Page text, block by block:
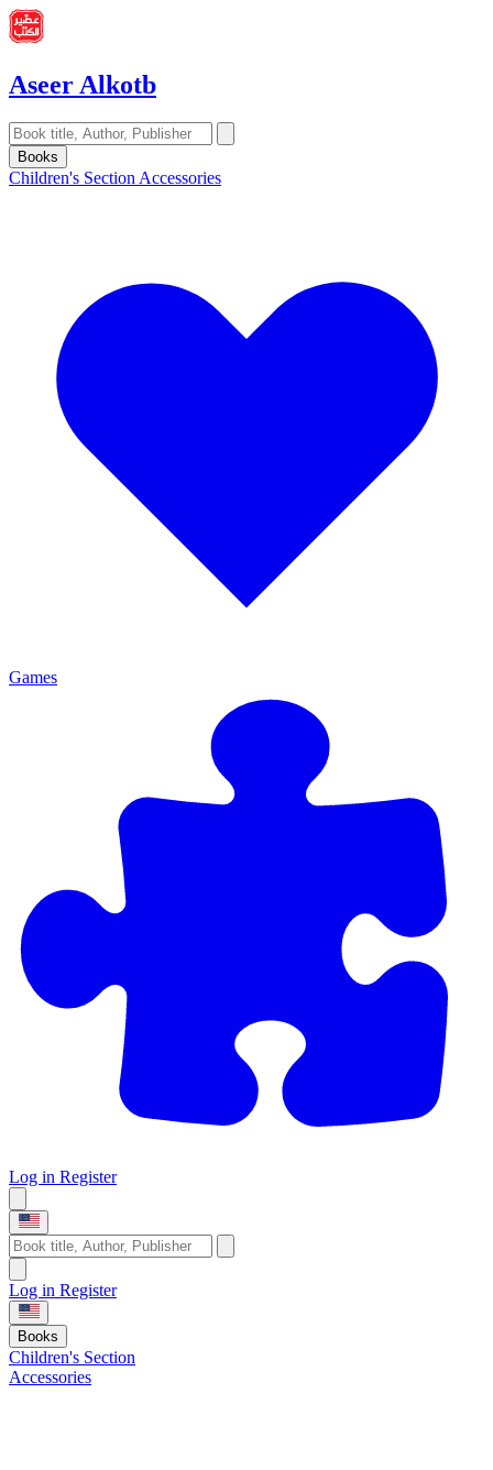
Aseer Alkotb
Books
Children's Section Accessories
Games
Log in Register
Log in Register
Books
Children's Section
Accessories